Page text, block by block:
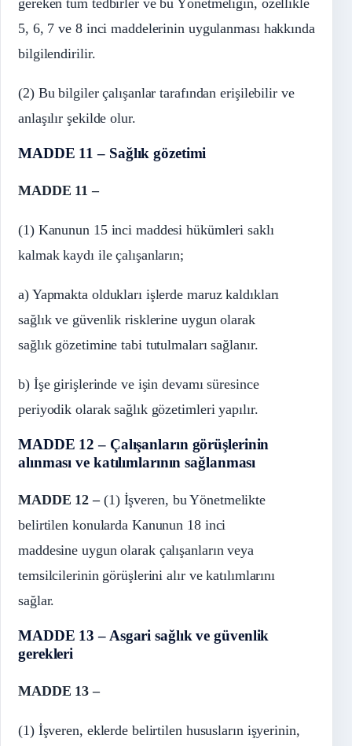
5, 6, 7 ve 8 inci maddelerinin uygulanması hakkında
bilgilendirilir.
(2) Bu bilgiler çalışanlar tarafından erişilebilir ve
anlaşılır şekilde olur.
MADDE 11 – Sağlık gözetimi
MADDE 11 –
(1) Kanunun 15 inci maddesi hükümleri saklı
kalmak kaydı ile çalışanların;
a) Yapmakta oldukları işlerde maruz kaldıkları
sağlık ve güvenlik risklerine uygun olarak
sağlık gözetimine tabi tutulmaları sağlanır.
b) İşe girişlerinde ve işin devamı süresince
periyodik olarak sağlık gözetimleri yapılır.
MADDE 12 – Çalışanların görüşlerinin
alınması ve katılımlarının sağlanması
MADDE 12 –(1) İşveren, bu Yönetmelikte
belirtilen konularda Kanunun 18 inci
maddesine uygun olarak çalışanların veya
temsilcilerinin görüşlerini alır ve katılımlarını
sağlar.
MADDE 13 – Asgari sağlık ve güvenlik
gerekleri
MADDE 13 –
(1) İşveren, eklerde belirtilen hususların işyerinin,